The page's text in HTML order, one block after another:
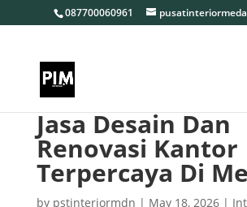
087700060961
Jasa Desain Dan
Renovasi Kantor
Terpercaya Di
by pstinteriormdn | May 18, 2026|